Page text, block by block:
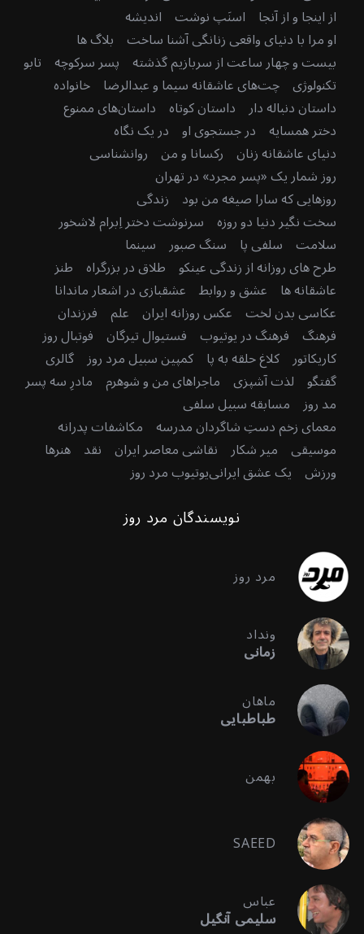
از اینجا و از آنجا اسنَپ نوشت اندیشه
او مرا با دنیای واقعی زنانگی آشنا ساخت بلاگ ها
بیست و چهار ساعت از سربازیم گذشته پسر سرکوچه تابو
تکنولوژی چت‌های عاشقانه سیما و عبدالرضا خانواده
داستان دنباله دار داستان کوتاه داستان‌های ممنوع
دختر همسایه در جستجوی او در یک نگاه
دنیای عاشقانه زنان رکسانا و من روانشناسی
روز شمار یک «پسر مجرد» در تهران
روزهایی که سارا صیغه من بود زندگی
سخت نگیر دنیا دو روزه سرنوشت دختر اِبرام لاشخور
سلامت سلفی پا سنگ صبور سینما
طرح های روزانه از زندگی عینکو طلاق در بزرگراه طنز
عاشقانه ها عشق و روابط عشقبازی در اشعار ماندانا
عکاسی بدن لخت عکس روزانه ایران علم فرزندان
فرهنگ فرهنگ در یوتیوب فستیوال تیرگان فوتبال روز
کاریکاتور کلاغ حلقه به پا کمپین سبیل مرد روز گالری
گفتگو لذت آشپزی ماجراهای من و شوهرم مادرِ سه پسر
مد روز مسابقه سبیل سلفی
معمای زخم دستِ شاگردان مدرسه مکاشفات پدرانه
موسیقی میر شکار نقاشی معاصر ایران نقد هنرها
ورزش یک عشق ایرانییوتیوب مرد روز
نویسندگان مرد روز
مرد روز
ونداد
زمانی
ماهان
طباطبایی
بهمن
SAEED
عباس
سلیمی آنگیل